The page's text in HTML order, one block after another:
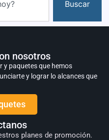
Buscar
nosotros
y paquetes que hemos
y lograr lo alcances que
planes de promoción.